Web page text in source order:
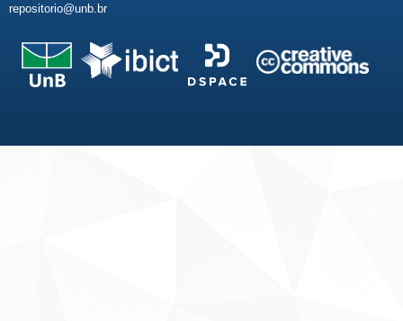
repositorio@unb.br